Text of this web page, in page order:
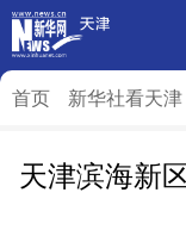
首页 新华社看天津
天津滨海新